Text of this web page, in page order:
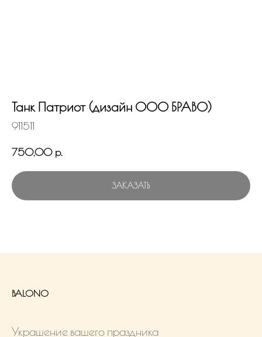
Танк Патриот (дизайн ООО БРАВО)
911511
750,00 р.
ЗАКАЗАТЬ
BALONO
Украшение вашего праздника